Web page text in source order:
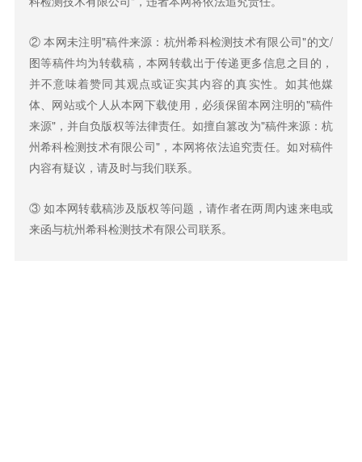
② 本网未注明"稿件来源：杭州希科检测技术有限公司"的文/
图等稿件均为转载稿，本网转载出于传递更多信息之目的，
并不意味着赞同其观点或证实其内容的真实性。如其他媒
体、网站或个人从本网下载使用，必须保留本网注明的"稿件
来源"，并自负版权等法律责任。如擅自篡改为"稿件来源：杭
州希科检测技术有限公司"，本网将依法追究责任。如对稿件
内容有疑议，请及时与我们联系。
③ 如本网转载稿涉及版权等问题，请作者在两周内速来电或
来函与杭州希科检测技术有限公司联系。